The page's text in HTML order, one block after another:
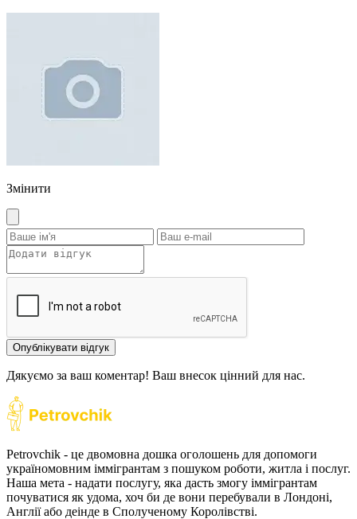
Змінити
Опублікувати відгук
Дякуємо за ваш коментар! Ваш внесок цінний для нас.
Petrovchik - це двомовна дошка оголошень для допомоги
україномовним іммігрантам з пошуком роботи, житла і послуг.
Наша мета - надати послугу, яка дасть змогу іммігрантам
почуватися як удома, хоч би де вони перебували в Лондоні,
Англії або деінде в Сполученому Королівстві.